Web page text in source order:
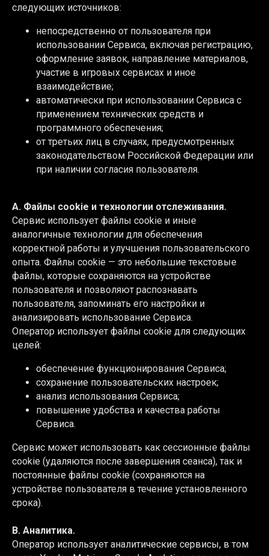
следующих источников:
непосредственно от пользователя при
использовании Сервиса, включая регистрацию,
оформление заявок, направление материалов,
участие в игровых сервисах и иное
взаимодействие;
автоматически при использовании Сервиса с
применением технических средств и
программного обеспечения;
от третьих лиц в случаях, предусмотренных
законодательством Российской Федерации или
при наличии согласия пользователя.
A. Файлы cookie и технологии отслеживания.
Сервис использует файлы cookie и иные
аналогичные технологии для обеспечения
корректной работы и улучшения пользовательского
опыта. Файлы cookie — это небольшие текстовые
файлы, которые сохраняются на устройстве
пользователя и позволяют распознавать
пользователя, запоминать его настройки и
анализировать использование Сервиса.
Оператор использует файлы cookie для следующих
целей:
обеспечение функционирования Сервиса;
сохранение пользовательских настроек;
анализ использования Сервиса;
повышение удобства и качества работы
Сервиса.
Сервис может использовать как сессионные файлы
cookie (удаляются после завершения сеанса), так и
постоянные файлы cookie (сохраняются на
устройстве пользователя в течение установленного
срока).
B. Аналитика.
Оператор использует аналитические сервисы, в том